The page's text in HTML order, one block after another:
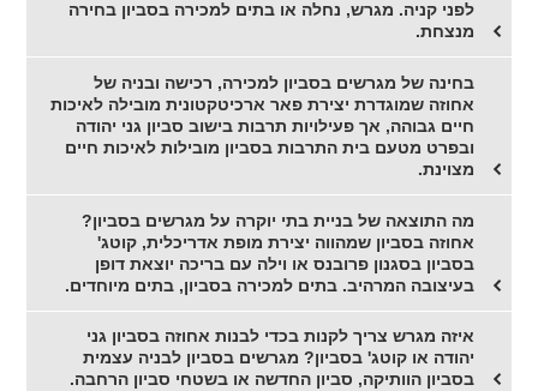
לפני קניה. מגרש, נחלה או בתים למכירה בסביון בחירה
מנצחת.
בחינה של מגרשים בסביון למכירה, רכישה ובניה של
אחוזה שמוגדרת יצירת פאר ארכיטקטונית מובילה לאיכות
חיים גבוהה, אך פעילויות תרבות בישוב סביון גני יהודה
ובפרט מטעם בית התרבות בסביון מובילות לאיכות חיים
מצוינת.
מה התוצאה של בניית בתי יוקרה על מגרשים בסביון?
אחוזה בסביון שמהווה יצירת מופת אדריכלית, קוטג'
בסביון בסגנון פרובנס או וילה עם בריכה יוצאת דופן
בעיצובה המרהיב. בתים למכירה בסביון, בתים מיוחדים.
איזה מגרש צריך לקנות בכדי לבנות אחוזה בסביון גני
יהודה או קוטג' בסביון? מגרשים בסביון לבניה עצמית
בסביון הוותיקה, סביון החדשה או בשטחי סביון הרחבה.